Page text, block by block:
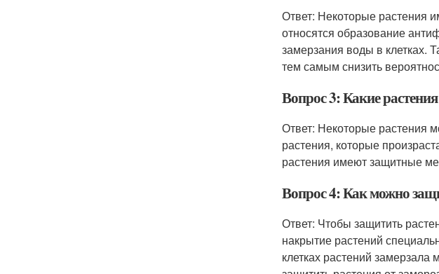
Ответ: Некоторые растения
относятся образование
замерзания воды в клетках.
тем самым снизить
Вопрос 3: Какие
Ответ: Некоторые растения
растения, которые
растения имеют защитные
Вопрос 4: Как можно
Ответ: Чтобы защитить
накрытие растений
клетках растений